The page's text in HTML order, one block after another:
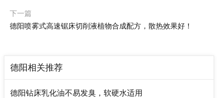
下一篇
德阳喷雾式高速锯床切削液植物合成配方，散热效果好！
德阳相关推荐
德阳钻床乳化油不易发臭，软硬水适用